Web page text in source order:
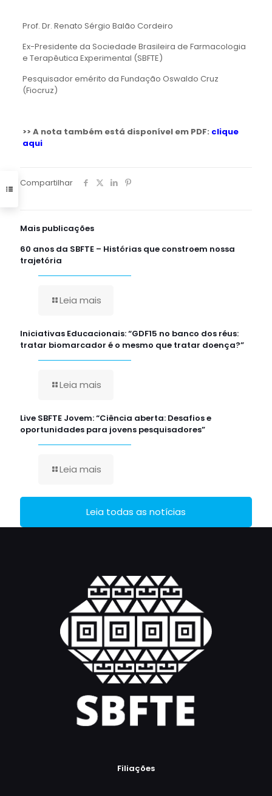
Prof. Dr. Renato Sérgio Balão Cordeiro
Ex-Presidente da Sociedade Brasileira de Farmacologia
e Terapêutica Experimental (SBFTE)
Pesquisador emérito da Fundação Oswaldo Cruz
(Fiocruz)
>> A nota também está disponível em PDF: clique
aqui
Compartilhar
Mais publicações
60 anos da SBFTE – Histórias que constroem nossa
trajetória
Leia mais
Iniciativas Educacionais: “GDF15 no banco dos réus:
tratar biomarcador é o mesmo que tratar doença?”
Leia mais
Live SBFTE Jovem: “Ciência aberta: Desafios e
oportunidades para jovens pesquisadores”
Leia mais
Leia todas as notícias
Filiações